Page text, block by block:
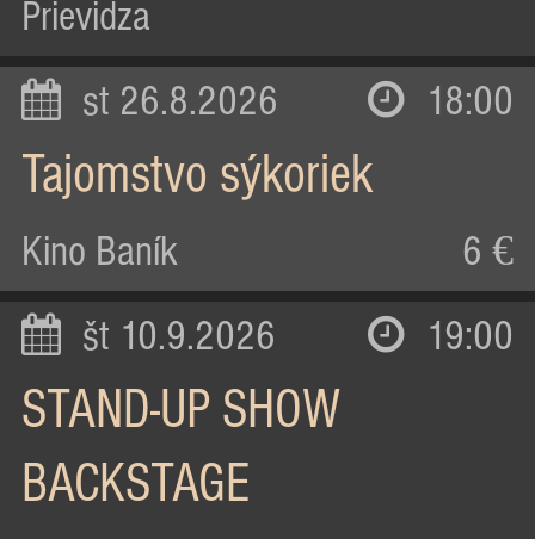
Prievidza
st 26.8.2026 18:00
Tajomstvo sýkoriek
Kino Baník 6 €
št 10.9.2026 19:00
STAND-UP SHOW
BACKSTAGE